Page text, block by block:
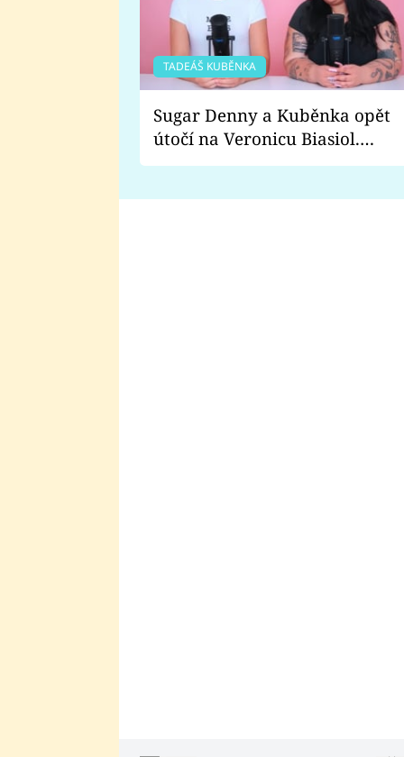
TADEÁŠ KUBĚNKA
Sugar Denny a Kuběnka opět
útočí na Veronicu Biasiol.
Proč je podle nich falešná a